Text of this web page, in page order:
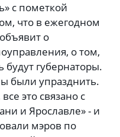
с пометкой
что в ежегодном
о
о том,
будут губернаторы.
были упразднить.
это связано с
и Ярославле» - и
мэров по